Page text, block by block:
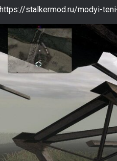
https://stalkermod.ru/modyi-